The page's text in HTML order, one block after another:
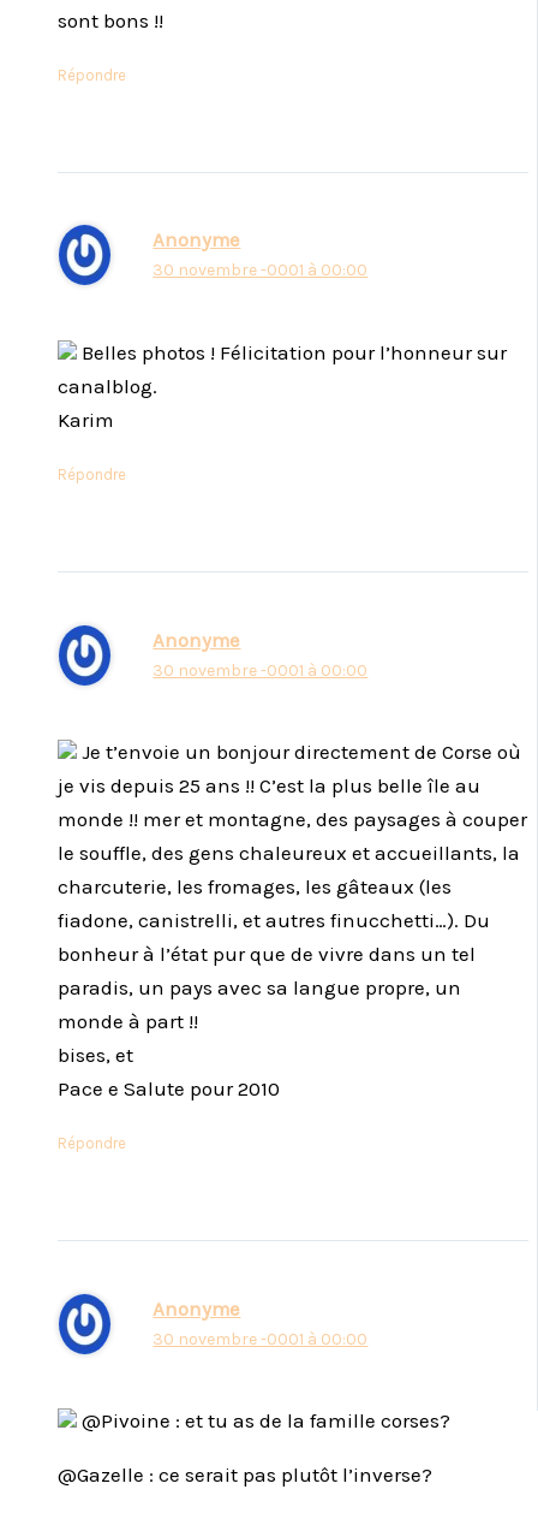
sont bons !!
Répondre
Anonyme
30 novembre -0001 à 00:00
Belles photos ! Félicitation pour l’honneur sur
canalblog.
Karim
Répondre
Anonyme
30 novembre -0001 à 00:00
Je t’envoie un bonjour directement de Corse où
je vis depuis 25 ans !! C’est la plus belle île au
monde !! mer et montagne, des paysages à couper
le souffle, des gens chaleureux et accueillants, la
charcuterie, les fromages, les gâteaux (les
fiadone, canistrelli, et autres finucchetti…). Du
bonheur à l’état pur que de vivre dans un tel
paradis, un pays avec sa langue propre, un
monde à part !!
bises, et
Pace e Salute pour 2010
Répondre
Anonyme
30 novembre -0001 à 00:00
@Pivoine : et tu as de la famille corses?
@Gazelle : ce serait pas plutôt l’inverse?